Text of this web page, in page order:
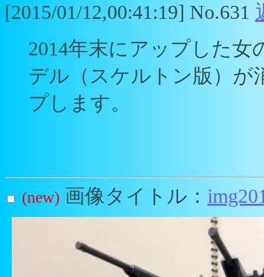
[2015/01/12,00:41:19] No.631
2014年末にアップした
デル（スケルトン版）が
プします。
(new) 画像タイトル：